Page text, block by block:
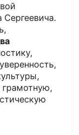
Сергеевича.
грамотную,